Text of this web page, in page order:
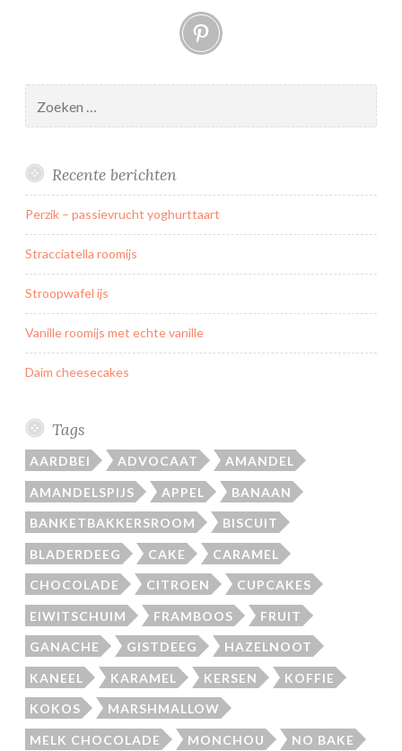
Pinterest
naar:
Recente berichten
Perzik – passievrucht yoghurttaart
Stracciatella roomijs
Stroopwafel ijs
Vanille roomijs met echte vanille
Daim cheesecakes
Tags
AARDBEI ADVOCAAT AMANDEL
AMANDELSPIJS APPEL BANAAN
BANKETBAKKERSROOM BISCUIT
BLADERDEEG CAKE CARAMEL
CHOCOLADE CITROEN CUPCAKES
EIWITSCHUIM FRAMBOOS FRUIT
GANACHE GISTDEEG HAZELNOOT
KANEEL KARAMEL KERSEN KOFFIE
KOKOS MARSHMALLOW
MELK CHOCOLADE MONCHOU NO BAKE